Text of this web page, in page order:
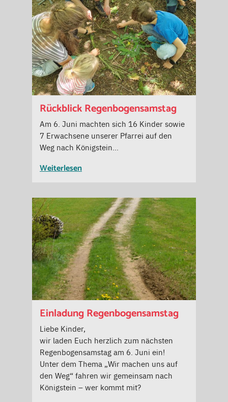
Rückblick Regenbogensamstag
Am 6. Juni machten sich 16 Kinder sowie
7 Erwachsene unserer Pfarrei auf den
Weg nach Königstein…
Weiterlesen
Einladung Regenbogensamstag
Liebe Kinder,
wir laden Euch herzlich zum nächsten
Regenbogensamstag am 6. Juni ein!
Unter dem Thema „Wir machen uns auf
den Weg“ fahren wir gemeinsam nach
Königstein – wer kommt mit?